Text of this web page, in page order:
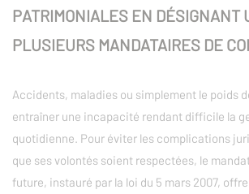
PATRIMONIALES EN DÉSIGNANT
PLUSIEURS MANDATAIRES DE
Accidents, maladies ou simplement le poids
entraîner une incapacité rendant difficile la
quotidienne. Pour éviter les complications
que ses volontés soient respectées, le
future, instauré par la loi du 5 mars 2007,